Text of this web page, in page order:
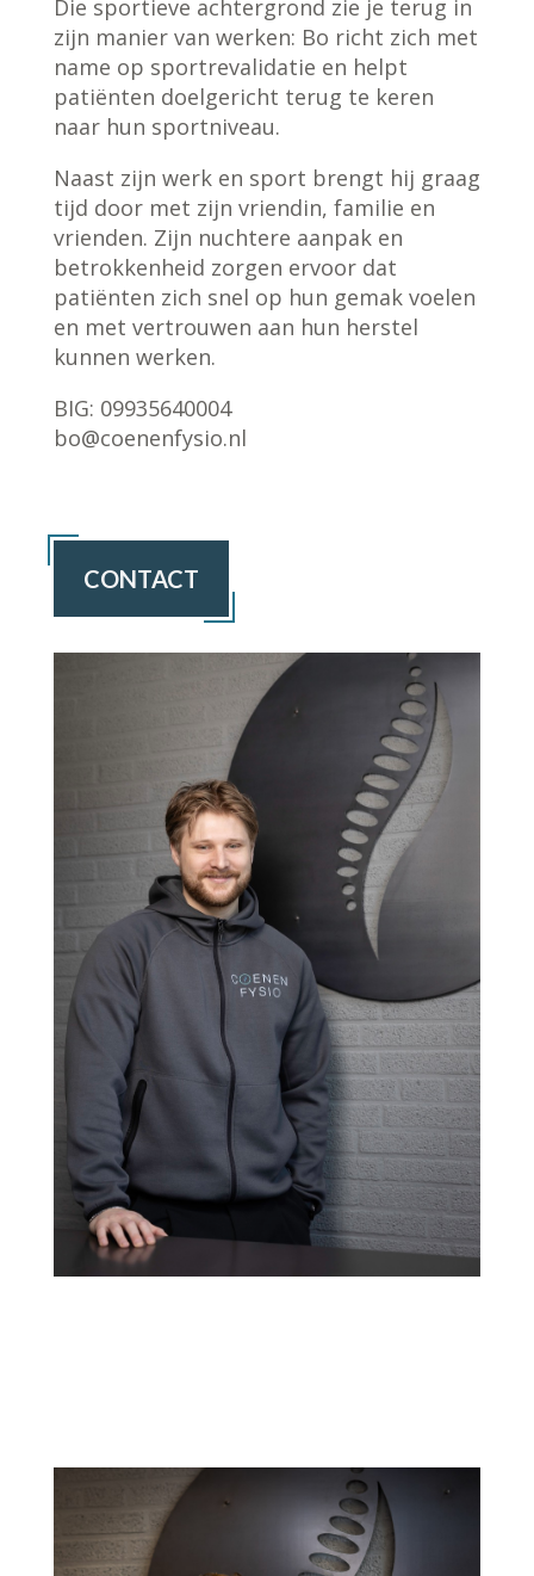
Die sportieve achtergrond zie je terug in
zijn manier van werken: Bo richt zich met
name op sportrevalidatie en helpt
patiënten doelgericht terug te keren
naar hun sportniveau.
Naast zijn werk en sport brengt hij graag
tijd door met zijn vriendin, familie en
vrienden. Zijn nuchtere aanpak en
betrokkenheid zorgen ervoor dat
patiënten zich snel op hun gemak voelen
en met vertrouwen aan hun herstel
kunnen werken.
BIG: 09935640004
bo@coenenfysio.nl
CONTACT